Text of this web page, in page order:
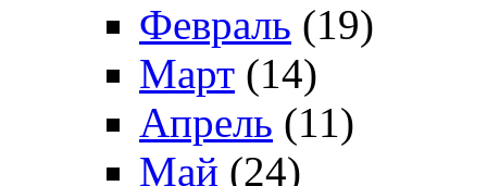
Февраль (19)
Март (14)
Апрель (11)
Май (24)